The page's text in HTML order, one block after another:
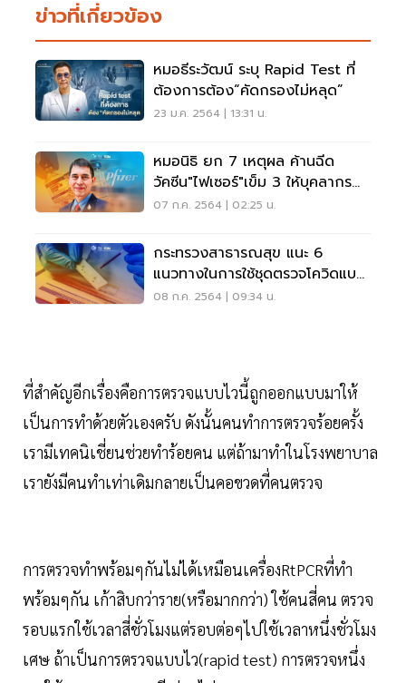
ข่าวที่เกี่ยวข้อง
หมอธีระวัฒน์ ระบุ Rapid Test ที่
ต้องการต้อง“คัดกรองไม่หลุด”
23 ม.ค. 2564 | 13:31 น.
หมอนิธิ ยก 7 เหตุผล ค้านฉีด
วัคซีน"ไฟเซอร์"เข็ม 3 ให้บุคลากร
ทางการแพทย์
07 ก.ค. 2564 | 02:25 น.
กระทรวงสาธารณสุข แนะ 6
แนวทางในการใช้ชุดตรวจโควิดแบบ
Rapid Test ในรพ.
08 ก.ค. 2564 | 09:34 น.
ที่สำคัญอีกเรื่องคือการตรวจแบบไวนี้ถูกออกแบบมาให้
เป็นการทำด้วยตัวเองครับ ดังนั้นคนทำการตรวจร้อยครั้ง
เรามีเทคนิเชี่ยนช่วยทำร้อยคน แต่ถ้ามาทำในโรงพยาบาล
เรายังมีคนทำเท่าเดิมกลายเป็นคอขวดที่คนตรวจ
การตรวจทำพร้อมๆกันไม่ได้เหมือนเครื่องRtPCRที่ทำ
พร้อมๆกัน เก้าสิบกว่าราย(หรือมากกว่า) ใช้คนสี่คน ตรวจ
รอบแรกใช้เวลาสี่ชั่วโมงแต่รอบต่อๆไปใช้เวลาหนึ่งชั่วโมง
เศษ ถ้าเป็นการตรวจแบบไว(rapid test) การตรวจหนึ่ง